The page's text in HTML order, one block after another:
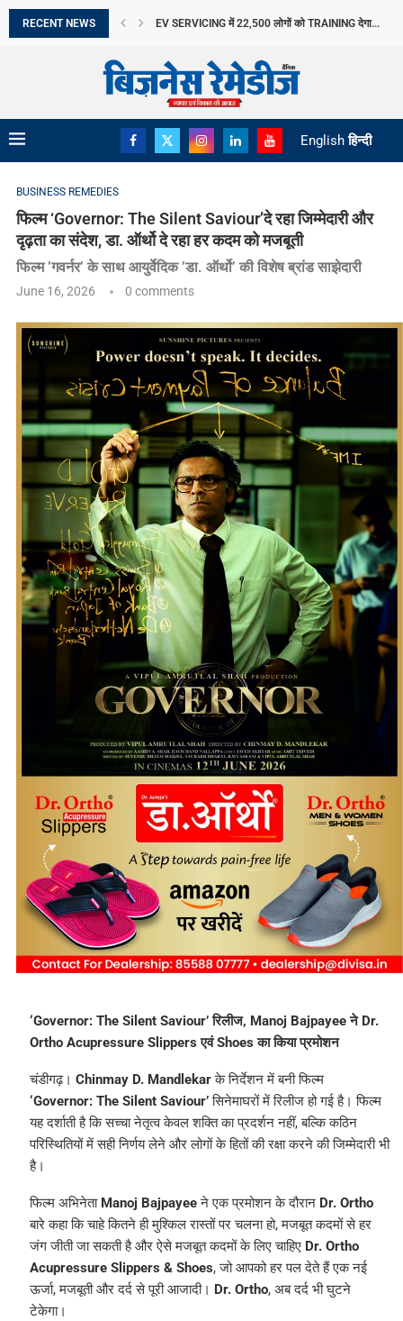
RECENT NEWS आज मनाया जाएगा HIROSHIMA DAY, दुनिया को देगा...
English हिन्दी
BUSINESS REMEDIES
फिल्म ‘Governor: The Silent Saviour’दे रहा जिम्मेदारी और
दृढ़ता का संदेश, डा. ऑर्थो दे रहा हर कदम को मजबूती
फिल्म ’गवर्नर’ के साथ आयुर्वेदिक ’डा. ऑर्थो’ की विशेष ब्रांड साझेदारी
June 16, 2026 0 comments
‘Governor: The Silent Saviour’ रिलीज, Manoj Bajpayee ने Dr.
Ortho Acupressure Slippers एवं Shoes का किया प्रमोशन
चंडीगढ़। Chinmay D. Mandlekarके निर्देशन में बनी फिल्म
‘Governor: The Silent Saviour’सिनेमाघरों में रिलीज हो गई है। फिल्म
यह दर्शाती है कि सच्चा नेतृत्व केवल शक्ति का प्रदर्शन नहीं, बल्कि कठिन
परिस्थितियों में सही निर्णय लेने और लोगों के हितों की रक्षा करने की जिम्मेदारी भी
है।
फिल्म अभिनेता Manoj Bajpayeeने एक प्रमोशन के दौरान Dr. Ortho
बारे कहा कि चाहे कितने ही मुश्किल रास्तों पर चलना हो, मजबूत कदमों से हर
जंग जीती जा सकती है और ऐसे मजबूत कदमों के लिए चाहिए Dr. Ortho
Acupressure Slippers & Shoes, जो आपको हर पल देते हैं एक नई
ऊर्जा, मजबूती और दर्द से पूरी आजादी। Dr. Ortho, अब दर्द भी घुटने
टेकेगा।